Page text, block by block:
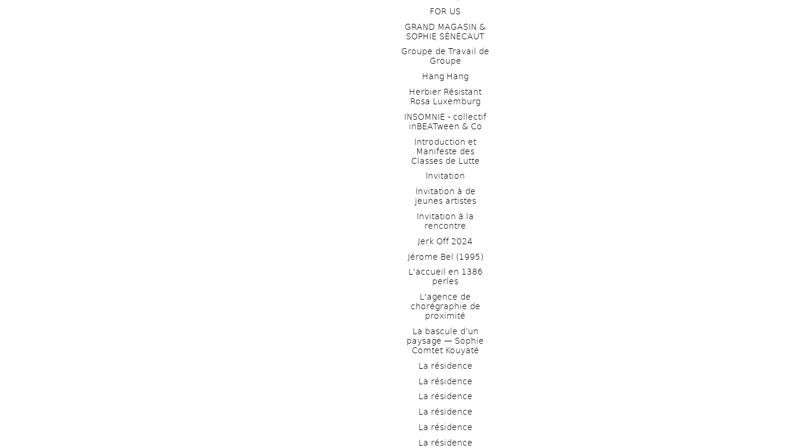
FOR US
GRAND MAGASIN &
SOPHIE SÉNÉCAUT
Groupe de Travail de
Groupe
Hang Hang
Herbier Résistant
Rosa Luxemburg
INSOMNIE - collectif
inBEATween & Co
Introduction et
Manifeste des
Classes de Lutte
Invitation
Invitation à de
jeunes artistes
Invitation à la
rencontre
Jerk Off 2024
Jérome Bel (1995)
L'accueil en 1386
perles
L'agence de
chorégraphie de
proximité
La bascule d’un
paysage — Sophie
Comtet Kouyaté
La résidence
La résidence
La résidence
La résidence
La résidence
La résidence